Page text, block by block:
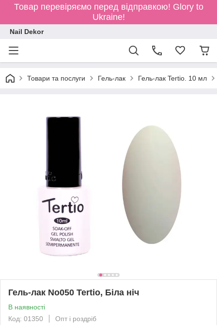
Товар перевіряємо перед відправкою! Glory to
Ukraine!
Nail Dekor
Товари та послуги Гель-лак Гель-лак Tertio. 10 мл
Гель-лак No050 Tertio, Біла ніч
В наявності
Код: 01350
Опт і роздріб